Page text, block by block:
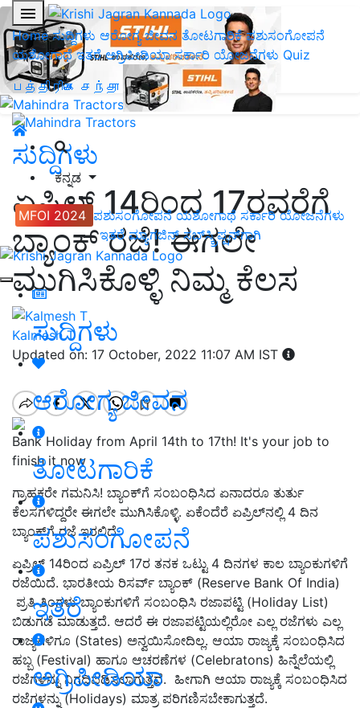
Home ಸುದ್ದಿಗಳು ಆರೋಗ್ಯ ಜೀವನ ತೋಟಗಾರಿಕೆಪಶುಸಂಗೋಪನೆ
ಯಶೋಗಾಥೆ ಇತರೆ ಅಗ್ರಿಪೀಡಿಯಾ ಸರ್ಕಾರಿ ಯೋಜನೆಗಳು Quiz
பத்திரிகை சந்தா
ಕನ್ನಡ
MFOI 2024 ಪಶುಸಂಗೋಪನೆ ಯಶೋಗಾಥೆ ಸರ್ಕಾರಿ ಯೋಜನೆಗಳು
ಇತರೆ ಮ್ಯಾಗಜಿನ್‌ ಸಬ್‌ಸ್ಕ್ರಿಪ್ಷನ್‌ಗಾಗಿ
ಸುದ್ದಿಗಳು
ಆರೋಗ್ಯ ಜೀವನ
ತೋಟಗಾರಿಕೆ
ಪಶುಸಂಗೋಪನೆ
ಇತರೆ
ಅಗ್ರಿಪೀಡಿಯಾ
ಸುದ್ದಿಗಳು
ಏಪ್ರಿಲ್ 14ರಿಂದ 17ರವರೆಗೆ
ಬ್ಯಾಂಕ್ ರಜೆ! ಈಗಲೇ
ಮುಗಿಸಿಕೊಳ್ಳಿ ನಿಮ್ಮ ಕೆಲಸ
Kalmesh T
Updated on: 17 October, 2022 11:07 AM IST
Bank Holiday from April 14th to 17th! It's your job to
finish it now
ಗ್ರಾಹಕರೇ ಗಮನಿಸಿ! ಬ್ಯಾಂಕ್‌ಗೆ ಸಂಬಂಧಿಸಿದ ಏನಾದರೂ ತುರ್ತು
ಕೆಲಸಗಳಿದ್ದರೇ ಈಗಲೇ ಮುಗಿಸಿಕೊಳ್ಳಿ. ಏಕೆಂದೆರೆ ಏಪ್ರಿಲ್‌ನಲ್ಲಿ 4 ದಿನ
ಬ್ಯಾಂಕ್‌ಗೆ ರಜೆ ಇರಲಿದೆ.
ಏಪ್ರಿಲ್ 14ರಿಂದ ಏಪ್ರಿಲ್ 17ರ ತನಕ ಒಟ್ಟು 4 ದಿನಗಳ ಕಾಲ ಬ್ಯಾಂಕುಗಳಿಗೆ
ರಜೆಯಿದೆ. ಭಾರತೀಯ ರಿಸರ್ವ್ ಬ್ಯಾಂಕ್ (Reserve Bank Of India)
ಪ್ರತಿ ತಿಂಗಳು ಬ್ಯಾಂಕುಗಳಿಗೆ ಸಂಬಂಧಿಸಿ ರಜಾಪಟ್ಟಿ (Holiday List)
ಬಿಡುಗಡೆ ಮಾಡುತ್ತದೆ. ಆದರೆ ಈ ರಜಾಪಟ್ಟಿಯಲ್ಲಿರೋ ಎಲ್ಲ ರಜೆಗಳು ಎಲ್ಲ
ರಾಜ್ಯಗಳಿಗೂ (States) ಅನ್ವಯಿಸೋದಿಲ್ಲ. ಆಯಾ ರಾಜ್ಯಕ್ಕೆ ಸಂಬಂಧಿಸಿದ
ಹಬ್ಬ (Festival) ಹಾಗೂ ಆಚರಣೆಗಳ (Celebratons) ಹಿನ್ನೆಲೆಯಲ್ಲಿ
ರಜೆಗಳನ್ನು ನಿಗದಿಪಡಿಸಲಾಗುತ್ತದೆ. ಹೀಗಾಗಿ ಆಯಾ ರಾಜ್ಯಕ್ಕೆ ಸಂಬಂಧಿಸಿದ
ರಜೆಗಳನ್ನು (Holidays) ಮಾತ್ರ ಪರಿಗಣಿಸಬೇಕಾಗುತ್ತದೆ.